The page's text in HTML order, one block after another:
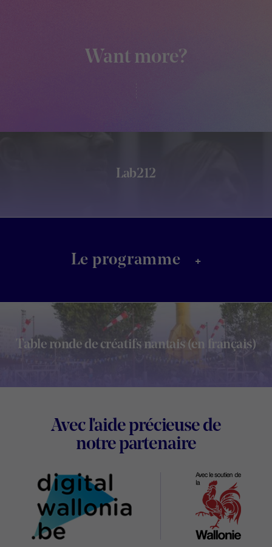
Want more?
Lab212
Le programme +
Table ronde de créatifs nantais (en français)
Avec l'aide précieuse de
notre partenaireDigital